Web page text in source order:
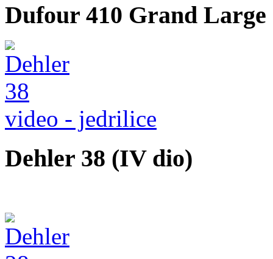
Dufour 410 Grand
video - jedrilice
Dehler 38 (IV dio)